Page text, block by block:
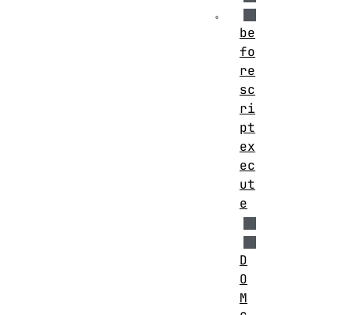
。
be
fo
re
sc
ri
pt
ex
ec
ut
e
D
O
M